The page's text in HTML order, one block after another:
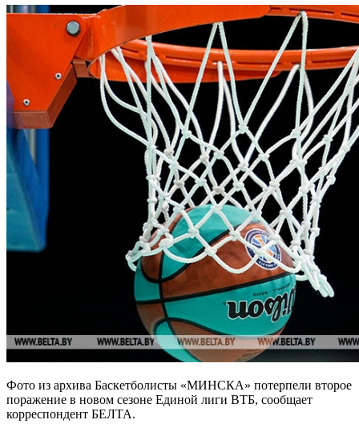
Фото из архива Баскетболисты «МИНСКА» потерпели второе
поражение в новом сезоне Единой лиги ВТБ, сообщает
корреспондент БЕЛТА.